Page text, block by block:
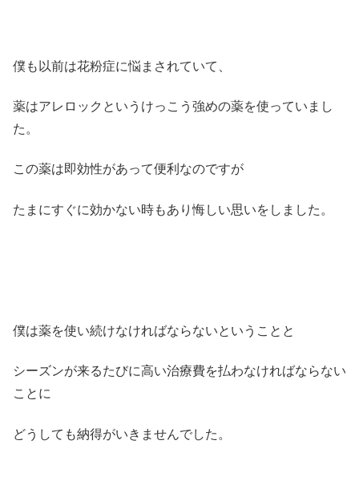
僕も以前は花粉症に悩まされていて、
薬はアレロックというけっこう強めの薬を使っていまし
た。
この薬は即効性があって便利なのですが
たまにすぐに効かない時もあり悔しい思いをしました。
僕は薬を使い続けなければならないということと
シーズンが来るたびに高い治療費を払わなければならない
ことに
どうしても納得がいきませんでした。